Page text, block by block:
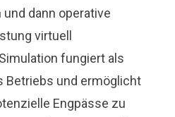
dann operative
virtuell
fungiert als
Betriebs und ermöglicht
Engpässe zu